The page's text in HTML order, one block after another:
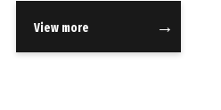
View more